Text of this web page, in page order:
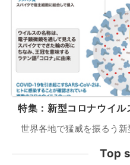
特集：新型コロナウイル
世界各地で猛威を振るう新
Top